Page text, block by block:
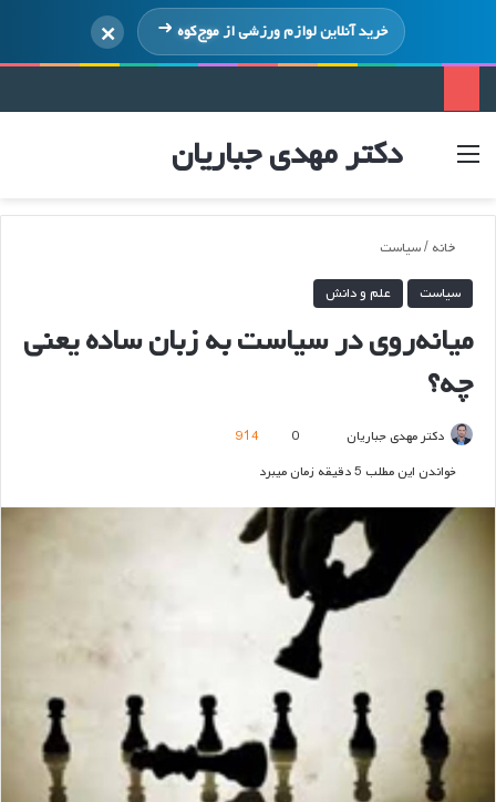
خرید آنلاین لوازم ورزشی ازموج‌کوه ×
دکتر مهدی جباریان منو ورود
خانه /سیاست
سیاست علم و دانش
میانه‌روی در سیاست به زبان ساده یعنی
چه؟
دکتر مهدی جباریان
ارسال0
914
خواندن این مطلب 5 دقیقه زمان میبرد